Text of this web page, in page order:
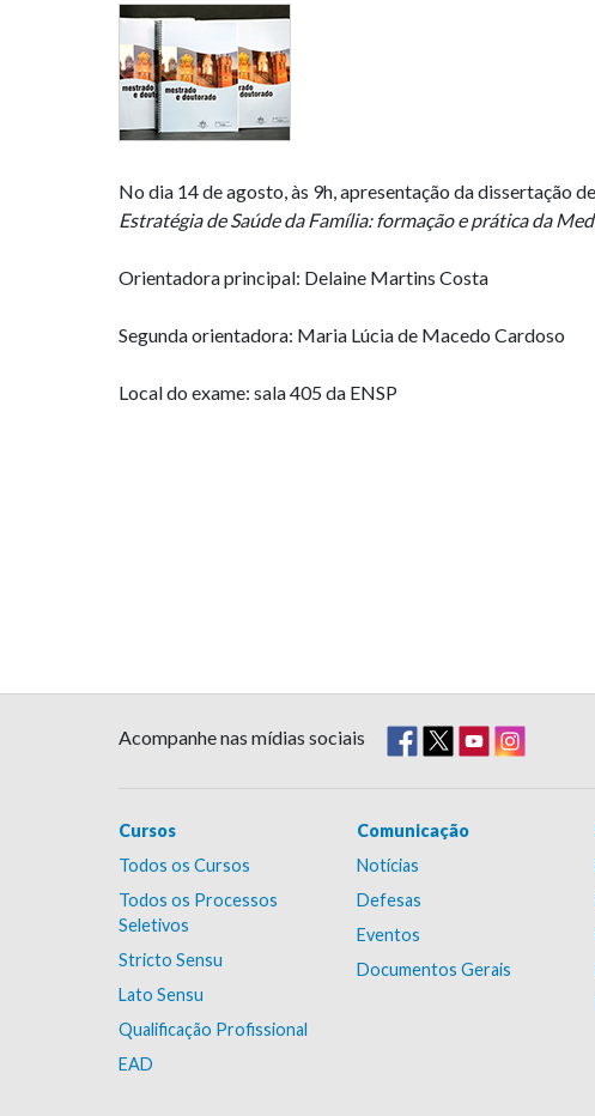
No dia 14 de agosto, às 9h, apresentação da dissertação
Estratégia de Saúde da Família: formação e prática da
Orientadora principal: Delaine Martins Costa
Segunda orientadora: Maria Lúcia de Macedo Cardoso
Local do exame: sala 405 da ENSP
Acompanhe nas mídias sociais
Cursos
Todos os Cursos
Todos os Processos
Seletivos
Stricto Sensu
Lato Sensu
Qualificação Profissional
EAD
Comunicação
Notícias
Defesas
Eventos
Documentos Gerais